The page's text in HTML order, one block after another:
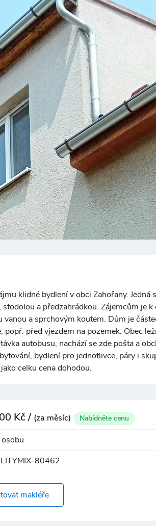
klidné bydlení v obci Zahořany. Jedná
a předzahrádkou. Zájemcům je k
a sprchovým koutem. Dům je
před vjezdem na pozemek. Obec
autobusu, nachází se zde pošta a
bydlení pro jednotlivce, páry i
celku cena dohodou.
Kč / (za měsíc) Nabídněte cenu
80462
makléře